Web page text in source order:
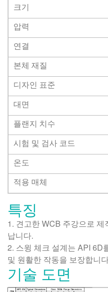
크기
압력
연결
본체 재질
디자인 표준
대면
플랜지 치수
시험 및 검사 코드
온도
적용 매체
특징
1. 견고한 WCB 주강으로
납니다.
2. 스윙 체크 설계는 API 6D
및 원활한 작동을 보장합니
기술 도면